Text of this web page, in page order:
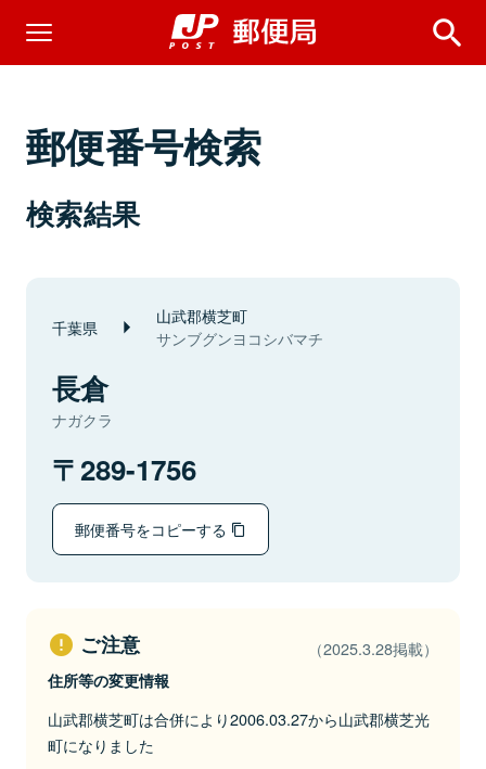
郵便番号検索
検索結果
千葉県 山武郡横芝町
サンブグンヨコシバマチ
長倉
ナガクラ
289-1756
郵便番号をコピーする
ご注意 （2025.3.28掲載）
住所等の変更情報
山武郡横芝町は合併により2006.03.27から山武郡横芝光
町になりました